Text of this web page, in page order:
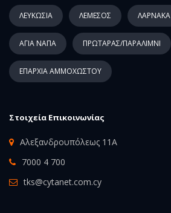
ΛΕΥΚΩΣΙΑ ΛΕΜΕΣΟΣ ΛΑΡΝΑΚΑ
ΑΓΙΑ ΝΑΠΑ ΠΡΩΤΑΡΑΣ/ΠΑΡΑΛΙΜΝΙ
ΕΠΑΡΧΙΑ ΑΜΜΟΧΩΣΤΟΥ
Στοιχεία Επικοινωνίας
Αλεξανδρουπόλεως 11Α
7000 4 700
tks@cytanet.com.cy